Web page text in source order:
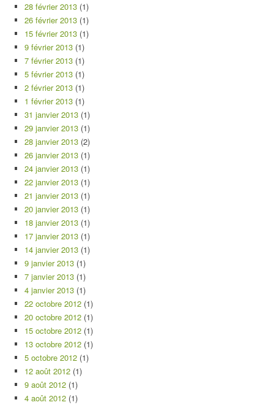
28 février 2013 (1)
26 février 2013 (1)
15 février 2013 (1)
9 février 2013 (1)
7 février 2013 (1)
5 février 2013 (1)
2 février 2013 (1)
1 février 2013 (1)
31 janvier 2013 (1)
29 janvier 2013 (1)
28 janvier 2013 (2)
26 janvier 2013 (1)
24 janvier 2013 (1)
22 janvier 2013 (1)
21 janvier 2013 (1)
20 janvier 2013 (1)
18 janvier 2013 (1)
17 janvier 2013 (1)
14 janvier 2013 (1)
9 janvier 2013 (1)
7 janvier 2013 (1)
4 janvier 2013 (1)
22 octobre 2012 (1)
20 octobre 2012 (1)
15 octobre 2012 (1)
13 octobre 2012 (1)
5 octobre 2012 (1)
12 août 2012 (1)
9 août 2012 (1)
4 août 2012 (1)